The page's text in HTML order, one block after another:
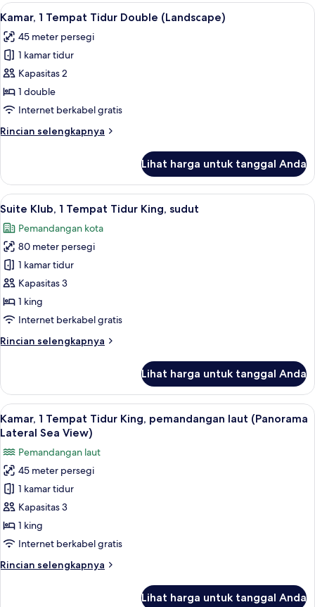
Tempat
King
(Landscape)
Lihat
semua
foto
untuk
Kamar,
1
Tempat
Double
Kamar, 1 Tempat Tidur Double
6
Kamar, 1 Tempat Tidur Double (Landscape)
45 meter persegi
1 kamar tidur
Kapasitas 2
1 double
Internet berkabel gratis
Rincian selengkapnya
Rincian
Kamar,
Tempat
Double
(Landscape)
Lihat harga untuk tanggal Anda
Lihat
semua
foto
untuk
Suite
Klub,
1
Tempat
King,
Seprai premium, minibar, brankas,
7
Suite Klub, 1 Tempat Tidur King, sudut
Pemandangan kota
80 meter persegi
1 kamar tidur
Kapasitas 3
1 king
Internet berkabel gratis
Rincian selengkapnya
Rincian
Suite
Klub,
1
Tempat
King,
sudut
Lihat harga untuk tanggal Anda
Lihat
semua
untuk
Kamar,
Tempat
Tidur
King,
laut
Seprai premium, minibar, brankas,
6
Kamar, 1 Tempat Tidur King, pemandangan laut (Panorama
Lateral Sea View)
Pemandangan laut
45 meter persegi
1 kamar tidur
Kapasitas 3
1 king
Internet berkabel gratis
Rincian selengkapnya
Rincian
Lihat harga untuk tanggal Anda